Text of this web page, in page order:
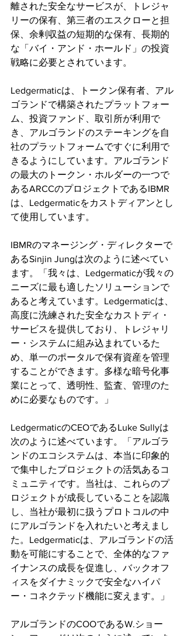
離された安全なサービスが、トレジャ
リーの保有、第三者のエスクローと担
保、余剰収益の短期的な保有、長期的
な「バイ・アンド・ホールド」の投資
戦略に必要とされています。
Ledgermaticは、トークン保有者、アル
ゴランドで構築されたプラットフォー
ム、投資ファンド、取引所が利用で
き、アルゴランドのステーキングを自
社のプラットフォームですぐに利用で
きるようにしています。アルゴランド
の最大のトークン・ホルダーの一つで
あるARCCのプロジェクトであるIBMR
は、Ledgermaticをカストディアンとし
て使用しています。
IBMRのマネージング・ディレクターで
あるSinjin Jungは次のように述べてい
ます。「我々は、Ledgermaticが我々の
ニーズに最も適したソリューションで
あると考えています。Ledgermaticは、
高度に洗練された安全なカストディ・
サービスを提供しており、トレジャリ
ー・システムに組み込まれているた
め、単一のポータルで保有資産を管理
することができます。多様な暗号化事
業にとって、透明性、監査、管理のた
めに必要なものです。」
LedgermaticのCEOであるLuke Sullyは
次のように述べています。「アルゴラ
ンドのエコシステムは、本当に印象的
で集中したプロジェクトの活気あるコ
ミュニティです。当社は、これらのプ
ロジェクトが成長していることを認識
し、当社が最初に扱うプロトコルの中
にアルゴランドを入れたいと考えまし
た。Ledgermaticは、アルゴランドの活
動を可能にすることで、全体的なファ
イナンスの成長を促進し、バックオフ
ィスをダイナミックで安全なハイパ
ー・コネクテッド機能に変えます。」
アルゴランドのCOOであるW.ショー